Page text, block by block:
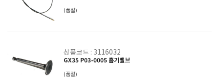
(품절)
상품코드 : 3116032
GX35 P03-0005 흡기밸브
(품절)